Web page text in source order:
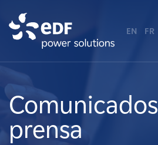
Sobre nosotros
Qué hacemos
EN FR
prensa